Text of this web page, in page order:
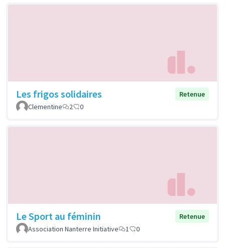
Les frigos solidaires
Retenue
Clementine
2 0
Le Sport au féminin
Retenue
Association Nanterre Initiative
1 0